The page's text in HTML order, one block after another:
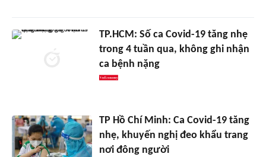
TP.HCM: Số ca Covid-19 tăng nhẹ
trong 4 tuần qua, không ghi nhận
ca bệnh nặng
TP Hồ Chí Minh: Ca Covid-19 tăng
nhẹ, khuyến nghị đeo khẩu trang
nơi đông người